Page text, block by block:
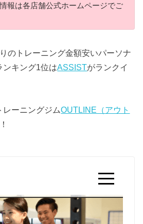
報は各店舗公式ホームページでご
のトレーニング金額安いパーソナ
ンキング1位はASSISTがランクイ
レーニングジムOUTLINE（アウト